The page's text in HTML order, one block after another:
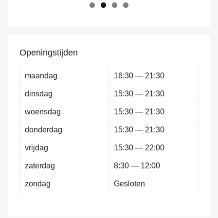
Openingstijden
maandag 16:30 — 21:30
dinsdag 15:30 — 21:30
woensdag 15:30 — 21:30
donderdag 15:30 — 21:30
vrijdag 15:30 — 22:00
zaterdag 8:30 — 12:00
zondag Gesloten